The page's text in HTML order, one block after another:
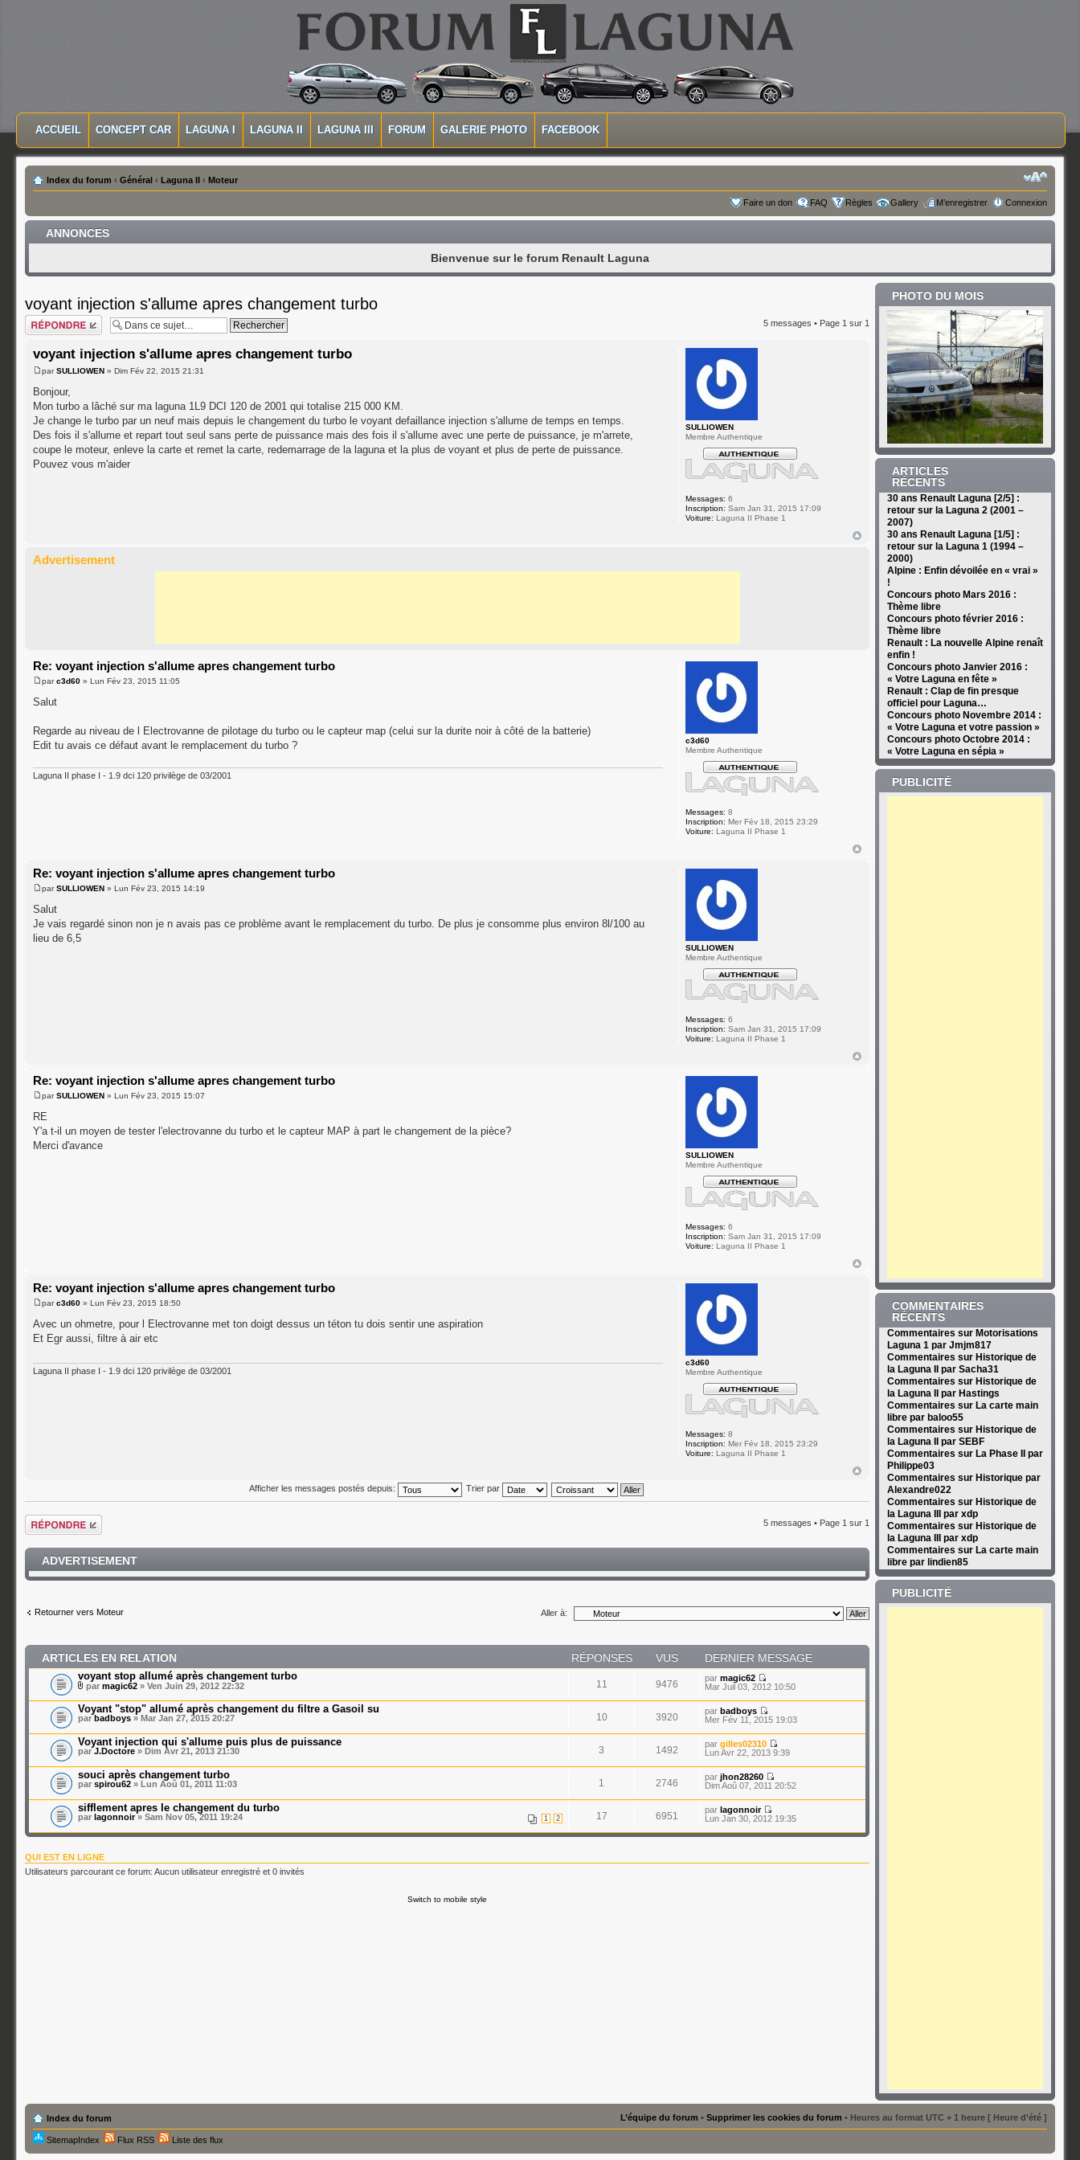
MENU PRINCIPAL
ACCUEIL CONCEPT CAR LAGUNA I LAGUNA II LAGUNA III FORUM GALERIE PHOTO FACEBOOK
Index du forum ‹ Général ‹ Laguna II ‹ Moteur
Faire un don FAQ Règles Gallery M’enregistrer Connexion
ANNONCES
Bienvenue sur le forum Renault Laguna
voyant injection s'allume apres changement turbo
Répondre 5 messages • Page 1 sur 1
voyant injection s'allume apres changement turbo
parSULLIOWEN » Dim Fév 22, 2015 21:31
Bonjour,
Mon turbo a lâché sur ma laguna 1L9 DCI 120 de 2001 qui totalise 215 000 KM.
Je change le turbo par un neuf mais depuis le changement du turbo le voyant defaillance injection s'allume de temps en temps.
Des fois il s'allume et repart tout seul sans perte de puissance mais des fois il s'allume avec une perte de puissance, je m'arrete,
coupe le moteur, enleve la carte et remet la carte, redemarrage de la laguna et la plus de voyant et plus de perte de puissance.
Pouvez vous m'aider
SULLIOWEN
Membre Authentique
Messages: 6
Inscription: Sam Jan 31, 2015 17:09
Voiture: Laguna II Phase 1
Advertisement
Re: voyant injection s'allume apres changement turbo
parc3d60 » Lun Fév 23, 2015 11:05
Salut
Regarde au niveau de l Electrovanne de pilotage du turbo ou le capteur map (celui sur la durite noir à côté de la batterie)
Edit tu avais ce défaut avant le remplacement du turbo ?
Laguna II phase I - 1.9 dci 120 privilège de 03/2001
c3d60
Membre Authentique
Messages: 8
Inscription: Mer Fév 18, 2015 23:29
Voiture: Laguna II Phase 1
Re: voyant injection s'allume apres changement turbo
parSULLIOWEN » Lun Fév 23, 2015 14:19
Salut
Je vais regardé sinon non je n avais pas ce problème avant le remplacement du turbo. De plus je consomme plus environ 8l/100 au
lieu de 6,5
SULLIOWEN
Membre Authentique
Messages: 6
Inscription: Sam Jan 31, 2015 17:09
Voiture: Laguna II Phase 1
Re: voyant injection s'allume apres changement turbo
parSULLIOWEN » Lun Fév 23, 2015 15:07
RE
Y'a t-il un moyen de tester l'electrovanne du turbo et le capteur MAP à part le changement de la pièce?
Merci d'avance
SULLIOWEN
Membre Authentique
Messages: 6
Inscription: Sam Jan 31, 2015 17:09
Voiture: Laguna II Phase 1
Re: voyant injection s'allume apres changement turbo
parc3d60 » Lun Fév 23, 2015 18:50
Avec un ohmetre, pour l Electrovanne met ton doigt dessus un téton tu dois sentir une aspiration
Et Egr aussi, filtre à air etc
Laguna II phase I - 1.9 dci 120 privilège de 03/2001
c3d60
Membre Authentique
Messages: 8
Inscription: Mer Fév 18, 2015 23:29
Voiture: Laguna II Phase 1
Afficher les messages postés depuis: Trier par
Répondre 5 messages • Page 1 sur 1
ADVERTISEMENT
Retourner vers Moteur Aller à:
ARTICLES EN RELATION RÉPONSES VUS DERNIER MESSAGE
voyant stop allumé après changement turbo
parmagic62 » Ven Juin 29, 2012 22:32 11 9476
par magic62
Mar Juil 03, 2012 10:50
Voyant "stop" allumé après changement du filtre a Gasoil su
parbadboys » Mar Jan 27, 2015 20:27 10 3920
par badboys
Mer Fév 11, 2015 19:03
Voyant injection qui s'allume puis plus de puissance
parJ.Doctore » Dim Avr 21, 2013 21:30 3 1492
par gilles02310
Lun Avr 22, 2013 9:39
souci après changement turbo
parspirou62 » Lun Aoû 01, 2011 11:03 1 2746
par jhon28260
Dim Aoû 07, 2011 20:52
sifflement apres le changement du turbo
1 2
parlagonnoir» Sam Nov 05, 2011 19:24 17 6951
par lagonnoir
Lun Jan 30, 2012 19:35
QUI EST EN LIGNE
Utilisateurs parcourant ce forum: Aucun utilisateur enregistré et 0 invités
Switch to mobile style
PHOTO DU MOIS
ARTICLES
RÉCENTS
30 ans Renault Laguna [2/5] :
retour sur la Laguna 2 (2001 –
2007)
30 ans Renault Laguna [1/5] :
retour sur la Laguna 1 (1994 –
2000)
Alpine : Enfin dévoilée en « vrai »
!
Concours photo Mars 2016 :
Thème libre
Concours photo février 2016 :
Thème libre
Renault : La nouvelle Alpine renaît
enfin !
Concours photo Janvier 2016 :
« Votre Laguna en fête »
Renault : Clap de fin presque
officiel pour Laguna…
Concours photo Novembre 2014 :
« Votre Laguna et votre passion »
Concours photo Octobre 2014 :
« Votre Laguna en sépia »
PUBLICITÉ
COMMENTAIRES
RÉCENTS
Commentaires sur Motorisations
Laguna 1 par Jmjm817
Commentaires sur Historique de
la Laguna II par Sacha31
Commentaires sur Historique de
la Laguna II par Hastings
Commentaires sur La carte main
libre par baloo55
Commentaires sur Historique de
la Laguna II par SEBF
Commentaires sur La Phase II par
Philippe03
Commentaires sur Historique par
Alexandre022
Commentaires sur Historique de
la Laguna III par xdp
Commentaires sur Historique de
la Laguna III par xdp
Commentaires sur La carte main
libre par lindien85
PUBLICITÉ
Index du forum L’équipe du forum • Supprimer les cookies du forum • Heures au format UTC + 1 heure [ Heure d’été ]
SitemapIndex Flux RSS Liste des flux